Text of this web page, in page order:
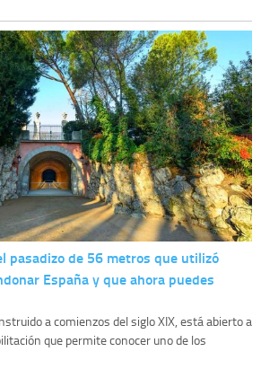
pasadizo de 56 metros que utilizó
España y que ahora puedes
a comienzos del siglo XIX, está abierto a
que permite conocer uno de los